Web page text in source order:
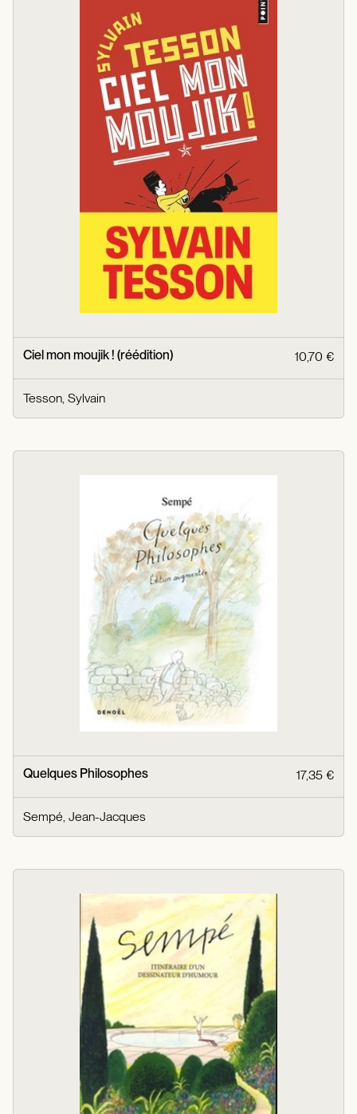
Ciel mon moujik ! (réédition) 10,70 €
Tesson, Sylvain
Quelques Philosophes 17,35 €
Sempé, Jean-Jacques